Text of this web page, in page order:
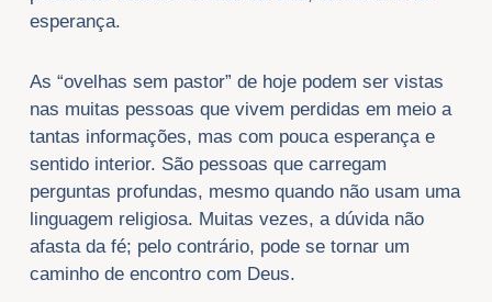
esperança.
As “ovelhas sem pastor” de hoje podem ser vistas
nas muitas pessoas que vivem perdidas em meio a
tantas informações, mas com pouca esperança e
sentido interior. São pessoas que carregam
perguntas profundas, mesmo quando não usam uma
linguagem religiosa. Muitas vezes, a dúvida não
afasta da fé; pelo contrário, pode se tornar um
caminho de encontro com Deus.